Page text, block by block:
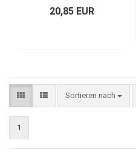
20,85 EUR
Sortieren nach
1